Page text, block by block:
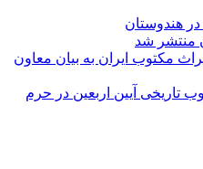
مکتوب ایران به بیان معاون
تاریخی آیین اربعین در حرم